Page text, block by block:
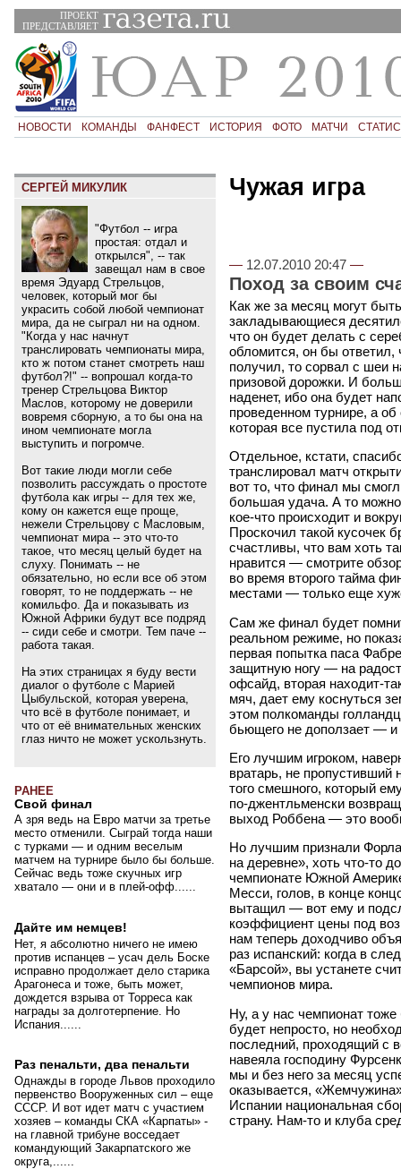
ПРОЕКТ
ПРЕДСТАВЛЯЕТ
НОВОСТИ КОМАНДЫ ФАНФЕСТ ИСТОРИЯ ФОТО МАТЧИ
Чужая игра
— 12.07.2010 20:47—
Поход за своим
Как же за месяц могут
закладывающиеся
что он будет делать с
обломится, он бы ответил,
получил, то сорвал с шеи
призовой дорожки. И
наденет, ибо она будет
проведенном турнире, а
которая все пустила под
Отдельное, кстати,
транслировал матч
вот то, что финал мы
большая удача. А то
кое-что происходит и
Проскочил такой кусочек
счастливы, что вам хоть
нравится — смотрите
во время второго тайма
местами — только еще
Сам же финал будет
реальном режиме, но
первая попытка паса
защитную ногу — на
офсайд, вторая находит-
мяч, дает ему коснуться
этом полкоманды
бьющего не доползает — и
Его лучшим игроком,
вратарь, не
того смешного, который
по-джентльменски
выход Роббена — это
Но лучшим признали
на деревне», хоть что-то
чемпионате Южной
Месси, голов, в конце
вытащил — вот ему и
коэффициент цены под
нам теперь доходчиво
раз испанский: когда в
«Барсой», вы устанете
чемпионов мира.
Ну, а у нас чемпионат
будет непросто, но
последний, проходящий с
навеяла господину
мы и без него за месяц
оказывается,
Испании национальная
страну. Нам-то и клуба
СЕРГЕЙ МИКУЛИК
"Футбол -- игра
простая: отдал и
открылся", -- так
завещал нам в свое
время Эдуард Стрельцов,
человек, который мог бы
украсить собой любой чемпионат
мира, да не сыграл ни на одном.
"Когда у нас начнут
транслировать чемпионаты мира,
кто ж потом станет смотреть наш
футбол?!" -- вопрошал когда-то
тренер Стрельцова Виктор
Маслов, которому не доверили
вовремя сборную, а то бы она на
ином чемпионате могла
выступить и погромче.
Вот такие люди могли себе
позволить рассуждать о простоте
футбола как игры -- для тех же,
кому он кажется еще проще,
нежели Стрельцову с Масловым,
чемпионат мира -- это что-то
такое, что месяц целый будет на
слуху. Понимать -- не
обязательно, но если все об этом
говорят, то не поддержать -- не
комильфо. Да и показывать из
Южной Африки будут все подряд
-- сиди себе и смотри. Тем паче --
работа такая.
На этих страницах я буду вести
диалог о футболе с Марией
Цыбульской, которая уверена,
что всё в футболе понимает, и
что от её внимательных женских
глаз ничто не может ускользнуть.
РАНЕЕ
Свой финал
А зря ведь на Евро матчи за третье
место отменили. Сыграй тогда наши
с турками — и одним веселым
матчем на турнире было бы больше.
Сейчас ведь тоже скучных игр
хватало — они и в плей-офф......
Дайте им немцев!
Нет, я абсолютно ничего не имею
против испанцев – усач дель Боске
исправно продолжает дело старика
Арагонеса и тоже, быть может,
дождется взрыва от Торреса как
награды за долготерпение. Но
Испания......
Раз пенальти, два пенальти
Однажды в городе Львов проходило
первенство Вооруженных сил – еще
СССР. И вот идет матч с участием
хозяев – команды СКА «Карпаты» -
на главной трибуне восседает
командующий Закарпатского же
округа,......